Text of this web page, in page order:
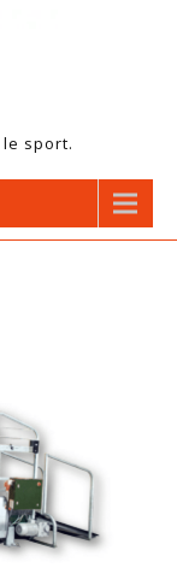
sport.